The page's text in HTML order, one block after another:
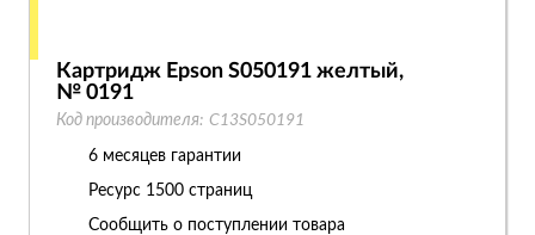
Картридж Epson S050191 желтый,
№ 0191
Код производителя: C13S050191
6 месяцев гарантии
Ресурс 1500 страниц
Сообщить о поступлении товара